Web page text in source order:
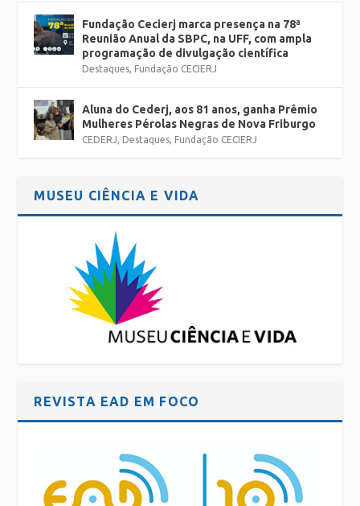
Fundação Cecierj marca presença na 78ª
Reunião Anual da SBPC, na UFF, com ampla
programação de divulgação científica
Destaques, Fundação CECIERJ
Aluna do Cederj, aos 81 anos, ganha Prêmio
Mulheres Pérolas Negras de Nova Friburgo
CEDERJ, Destaques, Fundação CECIERJ
MUSEU CIÊNCIA E VIDA
REVISTA EAD EM FOCO